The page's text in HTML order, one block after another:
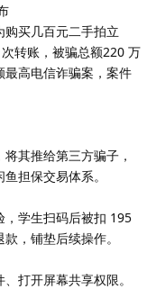
买几百元二手拍立
转账，被骗总额220 万
最高电信诈骗案，案件
其推给第三方骗子，
担保交易体系。
，学生扫码后被扣 195
，铺垫后续操作。
打开屏幕共享权限。